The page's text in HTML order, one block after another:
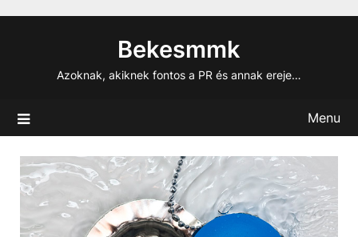
Bekesmmk
Azoknak, akiknek fontos a PR és annak ereje…
Menu